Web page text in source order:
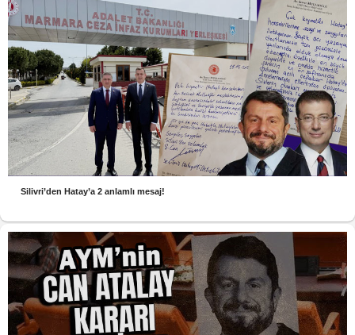
Silivri’den Hatay’a 2 anlamlı mesaj!